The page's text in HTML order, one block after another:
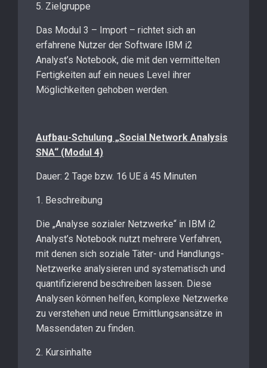
5. Zielgruppe
Das Modul 3 – Import – richtet sich an
erfahrene Nutzer der Software IBM i2
Analyst’s Notebook, die mit den vermittelten
Fertigkeiten auf ein neues Level ihrer
Möglichkeiten gehoben werden.
Aufbau-Schulung „Social Network Analysis
SNA“ (Modul 4)
Dauer: 2 Tage bzw. 16 UE á 45 Minuten
1. Beschreibung
Die „Analyse sozialer Netzwerke“ in IBM i2
Analyst’s Notebook nutzt mehrere Verfahren,
mit denen sich soziale Täter- und Handlungs-
Netzwerke analysieren und systematisch und
quantifizierend beschreiben lassen. Diese
Analysen können helfen, komplexe Netzwerke
zu verstehen und neue Ermittlungsansätze in
Massendaten zu finden.
2. Kursinhalte